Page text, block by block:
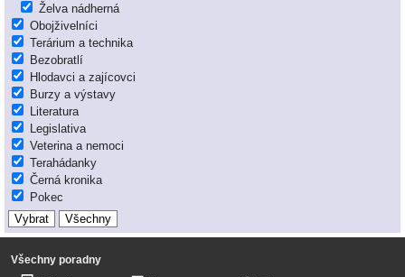
Želva nádherná
Obojživelníci
Terárium a technika
Bezobratlí
Hlodavci a zajícovci
Burzy a výstavy
Literatura
Legislativa
Veterina a nemoci
Terahádanky
Černá kronika
Pokec
Všechny poradny